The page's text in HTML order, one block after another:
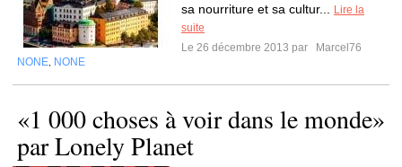
sa nourriture et sa cultur...
Lire la
suite
Le 26 décembre 2013 par
Marcel76
NONE NONE
«1 000 choses à voir dans le monde»
par Lonely Planet